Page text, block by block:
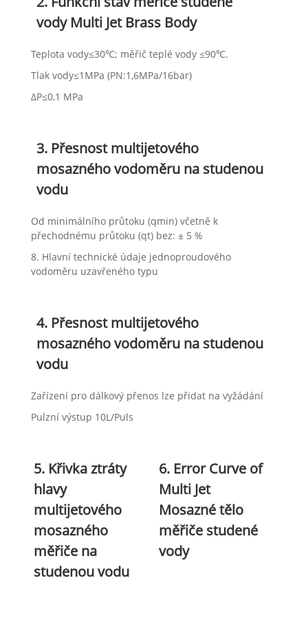
vody Multi Jet Brass Body
Teplota vody≤30℃; měřič teplé vody ≤90℃.
Tlak vody≤1MPa (PN:1,6MPa/16bar)
ΔP≤0,1 MPa
3. Přesnost multijetového
mosazného vodoměru na studenou
vodu
Od minimálního průtoku (qmin) včetně k
přechodnému průtoku (qt) bez: ± 5 %
8. Hlavní technické údaje jednoproudového
vodoměru uzavřeného typu
4. Přesnost multijetového
mosazného vodoměru na studenou
vodu
Zařízení pro dálkový přenos lze přidat na vyžádání
Pulzní výstup 10L/Puls
5. Křivka ztráty
hlavy
multijetového
mosazného
měřiče na
studenou vodu
6. Error Curve of
Multi Jet
Mosazné tělo
měřiče studené
vody